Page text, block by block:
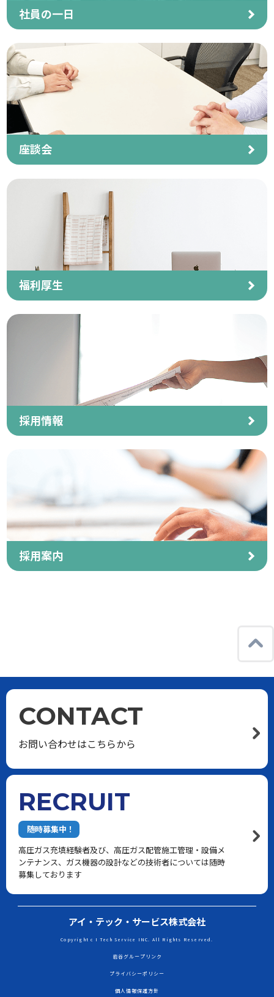
社員の一日
座談会
福利厚生
採用情報
採用案内
CONTACT
お問い合わせはこちらから
RECRUIT
随時募集中！
高圧ガス充填経験者及び、高圧ガス配管施工管理・設備メ
ンテナンス、ガス機器の設計などの技術者については随時
募集しております
アイ・テック・サービス株式会社
Copyright c I Tech Service INC. All Rights Reserved.
岩谷グループリンク
プライバシーポリシー
個人情報保護方針